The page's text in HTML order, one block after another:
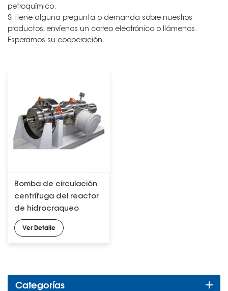
petroquímico.
Si tiene alguna pregunta o demanda sobre nuestros
productos, envíenos un correo electrónico o llámenos.
Esperamos su cooperación.
Bomba de circulación
centrífuga del reactor
de hidrocraqueo
(bomba ebullida)
Ver Detalle
Categorías